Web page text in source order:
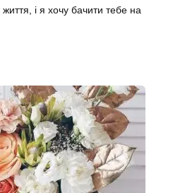
і я хочу бачити тебе на